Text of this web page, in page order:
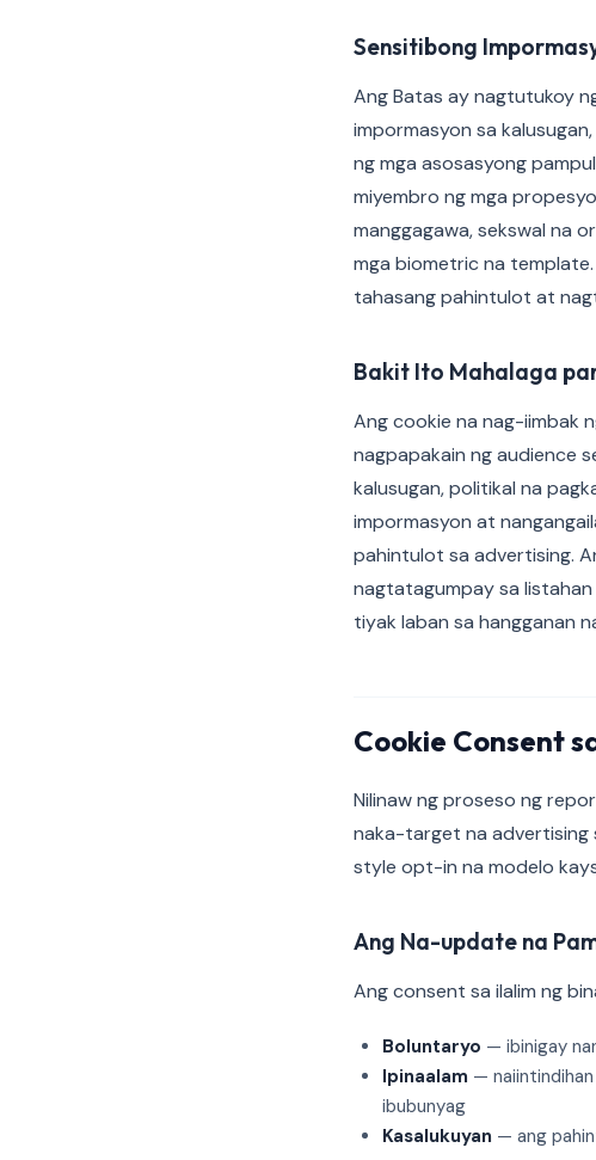
Sensitibong
Ang Batas ay nagtutukoy
impormasyon sa
ng mga asosasyong
miyembro ng mga
manggagawa, sekswal na
mga biometric na
tahasang pahintulot at
Bakit Ito Mahalaga
Ang cookie na nag-iimbak
nagpapakain ng audience
kalusugan, politikal na
impormasyon at
pahintulot sa advertising.
nagtatagumpay sa
tiyak laban sa hangganan
Cookie Consent
Nilinaw ng proseso ng
naka-target na advertising
style opt-in na modelo
Ang Na-update na
Ang consent sa ilalim ng
Boluntaryo — ibinigay
Ipinaalam —
ibubunyag
Kasalukuyan — ang